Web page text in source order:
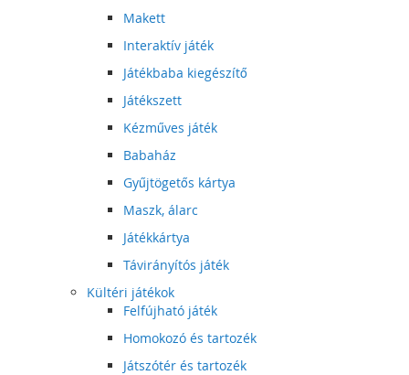
Makett
Interaktív játék
Játékbaba kiegészítő
Játékszett
Kézműves játék
Babaház
Gyűjtögetős kártya
Maszk, álarc
Játékkártya
Távirányítós játék
Kültéri játékok
Felfújható játék
Homokozó és tartozék
Játszótér és tartozék